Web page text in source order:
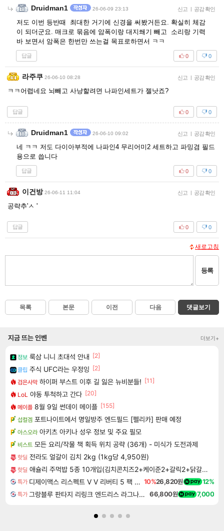
Druidman1 26-06-09 23:13 신고 | 공감 확인
저도 이번 등반때 최대한 거기에 신경을 써봤거든요. 확실히 체감
이 되더군요. 매크로 묶음에 암폭이랑 대지쐐기 빼고 소리랑 기력
바 보면서 암폭은 한번만 쓰는걸 목표로하면서 ㅋㅋ
답글 0
0
라주쿠 26-06-10 08:28 신고 | 공감 확인
ㅋㅋ어렵네요 뇌빼고 사냥할려면 나파인세트가 젤낫죠?
답글 0
0
Druidman1 26-06-10 09:02 신고 | 공감 확인
네 ㅋㅋ 저도 다이아부적에 나파인4 무리어미2 세트하고 파밍겸 필드
용으로 씁니다
답글 0
0
이건방 26-06-11 11:04 신고 | 공감 확인
공략추'ㅅ '
답글 0
0
새로고침
등록
목록 본문 이전 다음 댓글보기
지금 뜨는 인벤 더보기+
정보 룩삼 니니 초대석 안내 [2]
클립 주식 UFC라는 우정잉 [2]
검은사막 하이퍼 부스트 이후 길 잃은 뉴비분들! [11]
LoL 야동 투척하고 간다 [20]
메이플 8월 9일 썬데이 메이플 [155]
섭컬겜 포트나이트에서 명일방주 엔드필드 [펠리카] 판매 예정
아스오라 아키츠 아키나 성우 정보 및 주요 필모
비스트 모든 요리/작물 책 획득 위치 공략 (36개) - 미식가 도전과제
핫딜 전라도 얼갈이 김치 2kg (1kg당 4,950원)
핫딜 애슐리 주먹밥 5종 10개입(김치콘치즈2+케이준2+갈릭2+닭갈비2+소고기2)
특가 디제이맥스 리스펙트 V V 리버티 5 팩 DJMAX RESPECT V V Liberty 5 Pack DLC 10%26,820원 12%
특가 그랑블루 판타지 리링크 엔드리스 라그나로크 Granblue Fantasy Relink Endless Ragnarok 66,800원 7,000